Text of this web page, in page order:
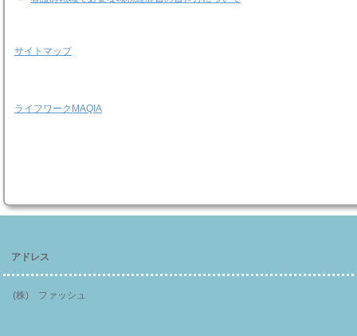
サイトマップ
ライフワークMAQIA
アドレス
(株) ファッシュ